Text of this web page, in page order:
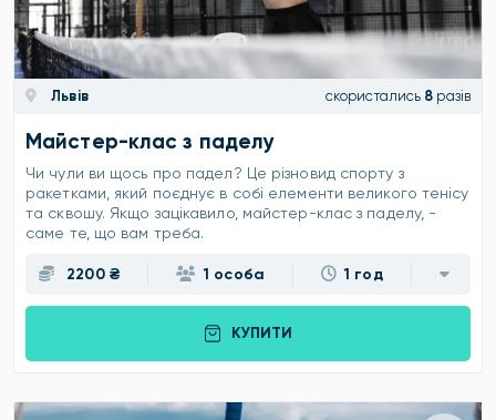
Львів скористались 8 разів
Майстер-клас з паделу
Чи чули ви щось про падел? Це різновид спорту з
ракетками, який поєднує в собі елементи великого тенісу
та сквошу. Якщо зацікавило, майстер-клас з паделу, -
саме те, що вам треба.
2200 ₴ 1 особа 1 год
КУПИТИ